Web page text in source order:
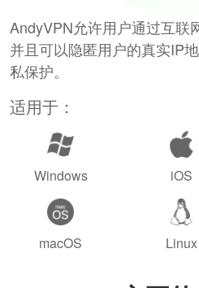
AndyVPN允许用户通过互联
并且可以隐匿用户的真实IP
私保护。
适用于：
Windows iOS
macOS Linux